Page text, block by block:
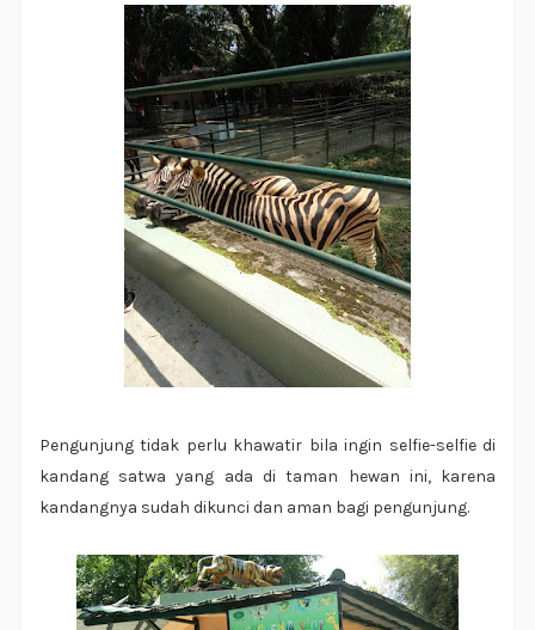
Pengunjung tidak perlu khawatir bila ingin selfie-selfie di
kandang satwa yang ada di taman hewan ini, karena
kandangnya sudah dikunci dan aman bagi pengunjung.